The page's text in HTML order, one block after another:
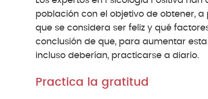
población con el objetivo de obtener,
que se considera ser feliz y qué
conclusión de que, para aumentar
incluso deberían, practicarse a diario.
Practica la gratitud